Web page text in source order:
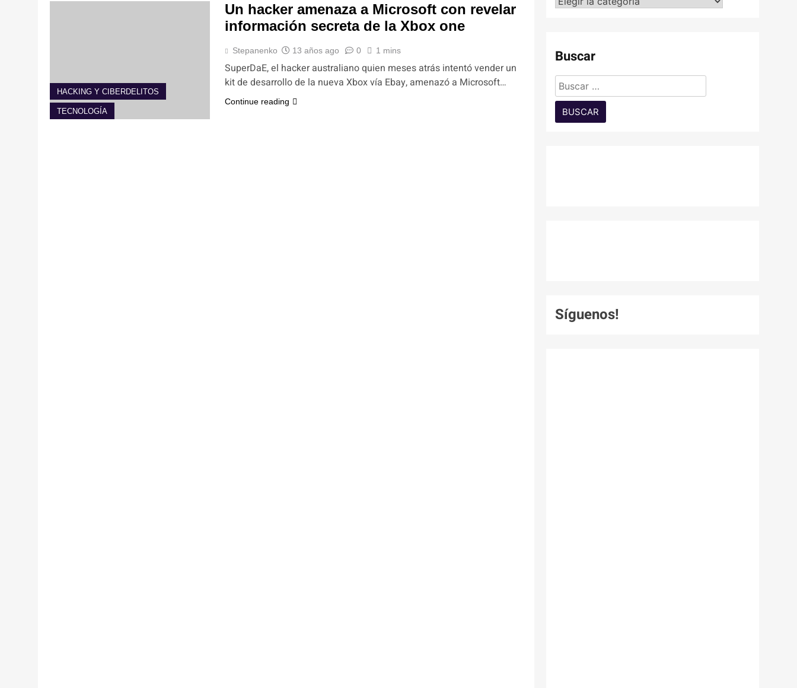
HACKING Y CIBERDELITOS
TECNOLOGÍA
Un hacker amenaza a Microsoft con revelar
información secreta de la Xbox one
Stepanenko 13 años ago 0 1 mins
SuperDaE, el hacker australiano quien meses atrás intentó vender un
kit de desarrollo de la nueva Xbox vía Ebay, amenazó a Microsoft…
Continue reading
Buscar
Buscar:
Síguenos!